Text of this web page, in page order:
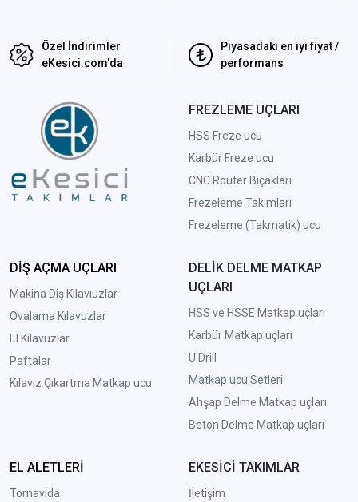
Özel İndirimler
eKesici.com'da
Piyasadaki en iyi fiyat /
performans
FREZLEME UÇLARI
HSS Freze ucu
Karbür Freze ucu
CNC Router Bıçakları
Frezeleme Takımları
Frezeleme (Takmatik) ucu
DİŞ AÇMA UÇLARI
Makina Diş Kılavıuzlar
Ovalama Kılavuzlar
El Kılavuzlar
Paftalar
Kılavız Çıkartma Matkap ucu
DELİK DELME MATKAP
UÇLARI
HSS ve HSSE Matkap uçları
Karbür Matkap uçları
U Drill
Matkap ucu Setleri
Ahşap Delme Matkap uçları
Beton Delme Matkap uçları
EL ALETLERİ
Tornavida
EKESİCİ TAKIMLAR
İletişim